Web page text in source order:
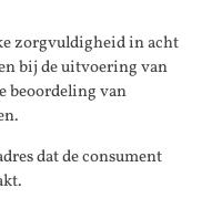
zorgvuldigheid in acht
bij de uitvoering van
beoordeling van
dat de consument